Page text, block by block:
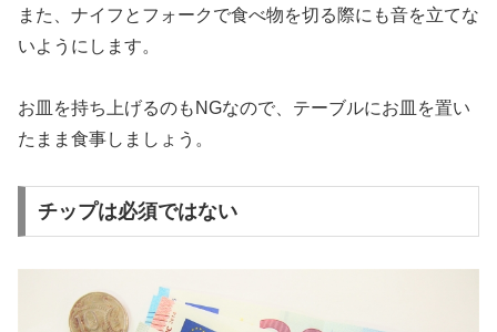
また、ナイフとフォークで食べ物を切る際にも音を立てな
いようにします。
お皿を持ち上げるのもNGなので、テーブルにお皿を置い
たまま食事しましょう。
チップは必須ではない